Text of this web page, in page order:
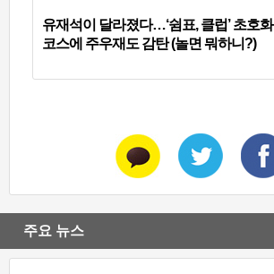
유재석이 달라졌다…‘쉼표, 클럽’ 초호화
코스에 주우재도 감탄 (놀면 뭐하니?)
주요 뉴스